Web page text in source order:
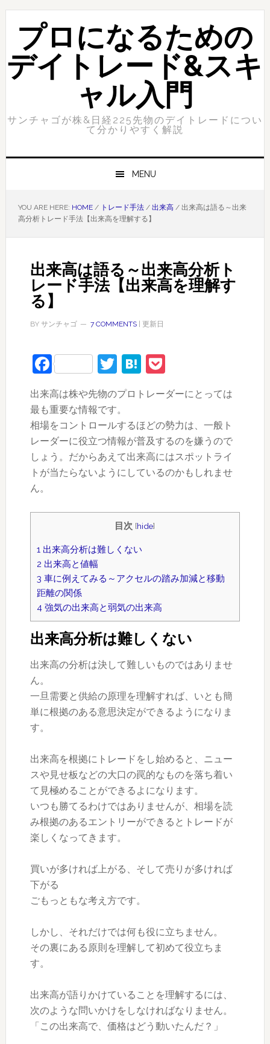
Skip
primary
navigation
Skip
contentプロになるための
デイトレード&スキ
ャル入門
サンチャゴが株&日経225先物のデイトレードについ
て分かりやすく解説
MENU
YOU ARE HERE: HOME / トレード手法 / 出来高 /出来高は語る～出来
高分析トレード手法【出来高を理解する】
出来高は語る～出来高分析ト
レード手法【出来高を理解す
る】
BY サンチャゴ 7 COMMENTS| 更新日
FacebookTwitterHatena
Pocket
出来高は株や先物のプロトレーダーにとっては
最も重要な情報です。
相場をコントロールするほどの勢力は、一般ト
レーダーに役立つ情報が普及するのを嫌うので
しょう。だからあえて出来高にはスポットライ
トが当たらないようにしているのかもしれませ
ん。
目次 [hide]
1出来高分析は難しくない
2出来高と値幅
3 車に例えてみる～アクセルの踏み加減と移動
距離の関係
4強気の出来高と弱気の出来高
出来高分析は難しくない
出来高の分析は決して難しいものではありませ
ん。
一旦需要と供給の原理を理解すれば、いとも簡
単に根拠のある意思決定ができるようになりま
す。
出来高を根拠にトレードをし始めると、ニュー
スや見せ板などの大口の罠的なものを落ち着い
て見極めることができるよになります。
いつも勝てるわけではありませんが、相場を読
み根拠のあるエントリーができるとトレードが
楽しくなってきます。
買いが多ければ上がる、そして売りが多ければ
下がる
ごもっともな考え方です。
しかし、それだけでは何も役に立ちません。
その裏にある原則を理解して初めて役立ちま
す。
出来高が語りかけていることを理解するには、
次のような問いかけをしなければなりません。
「この出来高で、価格はどう動いたんだ？」